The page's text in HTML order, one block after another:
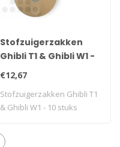
Stofzuigerzakken
Ghibli T1 & Ghibli W1 -
10 stuks
€12,67
Stofzuigerzakken Ghibli T1
& Ghibli W1 - 10 stuks